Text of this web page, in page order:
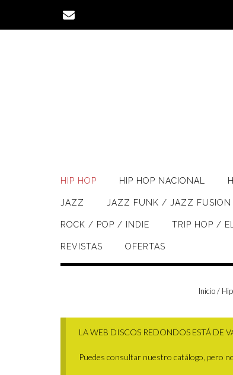
contenido
HIP HOP HIP HOP NACIONAL
JAZZ JAZZ FUNK / JAZZ FUSION
ROCK / POP / INDIE TRIP HOP /
REVISTAS OFERTAS
Inicio/
LA WEB DISCOS REDONDOS ESTÁ DE
Puedes consultar nuestro catálogo, pero